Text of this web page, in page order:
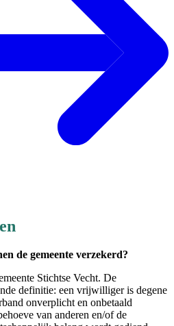
de gemeente verzekerd?
Stichtse Vecht. De
definitie: een vrijwilliger is degene
onverplicht en onbetaald
van anderen en/of de